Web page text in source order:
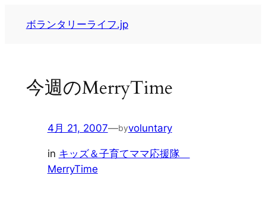
ボランタリーライフ.jp
今週のMerryTime
4月 21, 2007—byvoluntary
in キッズ＆子育てママ応援隊
MerryTime